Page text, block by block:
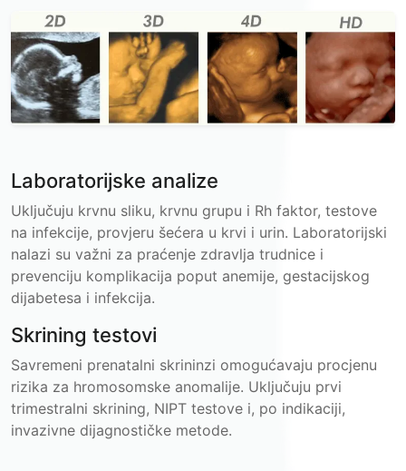
Laboratorijske analize
Uključuju krvnu sliku, krvnu grupu i Rh faktor, testove
na infekcije, provjeru šećera u krvi i urin. Laboratorijski
nalazi su važni za praćenje zdravlja trudnice i
prevenciju komplikacija poput anemije, gestacijskog
dijabetesa i infekcija.
Skrining testovi
Savremeni prenatalni skrininzi omogućavaju procjenu
rizika za hromosomske anomalije. Uključuju prvi
trimestralni skrining, NIPT testove i, po indikaciji,
invazivne dijagnostičke metode.